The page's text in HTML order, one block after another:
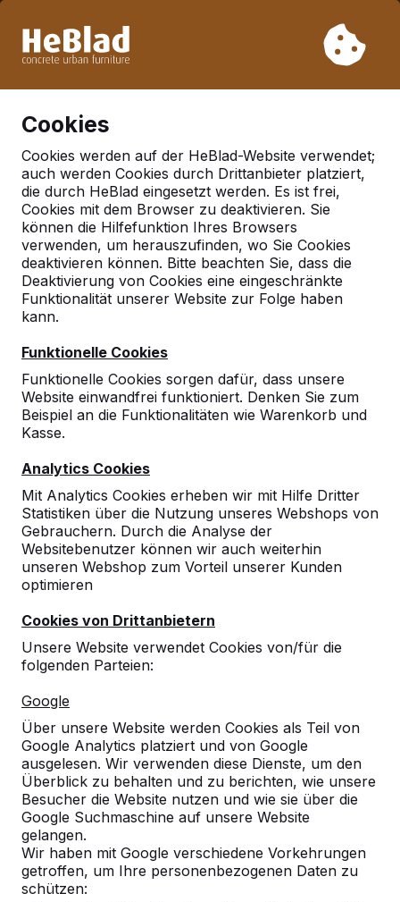
Woche 33 nicht. Bitte berücksichtigen Sie daher längere
Cookies
Cookies werden auf der HeBlad-Website verwendet;
auch werden Cookies durch Drittanbieter platziert,
die durch HeBlad eingesetzt werden. Es ist frei,
Cookies mit dem Browser zu deaktivieren. Sie
können die Hilfefunktion Ihres Browsers
verwenden, um herauszufinden, wo Sie Cookies
deaktivieren können. Bitte beachten Sie, dass die
Deaktivierung von Cookies eine eingeschränkte
Funktionalität unserer Website zur Folge haben
kann.
Funktionelle Cookies
Funktionelle Cookies sorgen dafür, dass unsere
Website einwandfrei funktioniert. Denken Sie zum
Beispiel an die Funktionalitäten wie Warenkorb und
Kasse.
Analytics Cookies
Mit Analytics Cookies erheben wir mit Hilfe Dritter
Statistiken über die Nutzung unseres Webshops von
Gebrauchern. Durch die Analyse der
Websitebenutzer können wir auch weiterhin
unseren Webshop zum Vorteil unserer Kunden
optimieren
Cookies von Drittanbietern
Unsere Website verwendet Cookies von/für die
folgenden Parteien:
Google
Über unsere Website werden Cookies als Teil von
Google Analytics platziert und von Google
ausgelesen. Wir verwenden diese Dienste, um den
Überblick zu behalten und zu berichten, wie unsere
Besucher die Website nutzen und wie sie über die
Google Suchmaschine auf unsere Website
gelangen.
Wir haben mit Google verschiedene Vorkehrungen
getroffen, um Ihre personenbezogenen Daten zu
schützen:
Bänke
Komponenten
Bambusbrett gerade
€ 60,00 exkl. MwSt.
Produkt ansehen